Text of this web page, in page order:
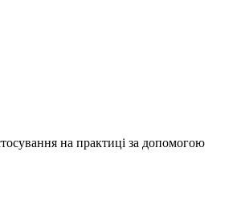
на практиці за допомогою